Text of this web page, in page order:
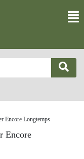
Encore Longtemps
Encore